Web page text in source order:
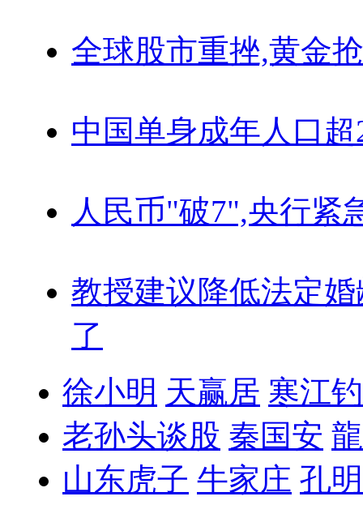
全球股市重挫,黄金
中国单身成年人口超
人民币"破7",央行紧
教授建议降低法定婚
了
徐小明 天赢居 寒江
老孙头谈股 秦国安
山东虎子 牛家庄 孔